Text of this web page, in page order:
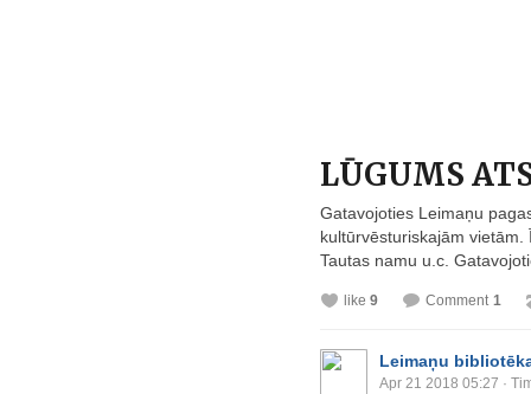
LŪGUMS
Gatavojoties Leimaņu
kultūrvēsturiskajām
Tautas namu u.c.
like 9 Comment 1
Leimaņu
Apr 21 2018 05:27 ·